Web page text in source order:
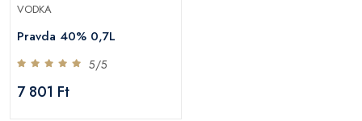
VODKA
Pravda 40% 0,7L
5/5
7 801 Ft